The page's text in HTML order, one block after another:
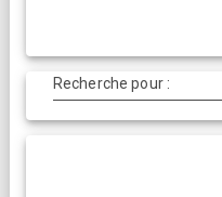
Recherche pour :